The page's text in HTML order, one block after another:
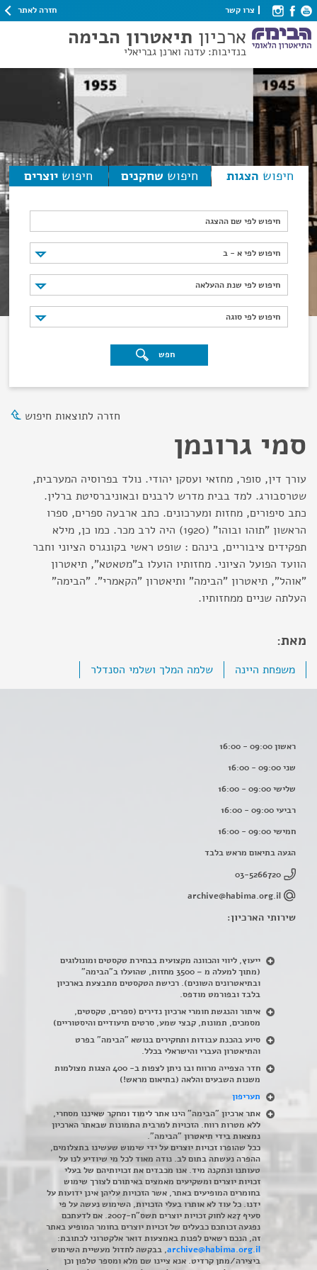
צרו קשר חזרה לאתר
ארכיון תיאטרון הבימה
בנדיבות: עדנה וארנן גבריאלי
חיפוש הצגות חיפוש שחקנים חיפוש יוצרים
חיפוש לפי שם ההצגה
חיפוש לפי א - ב
חיפוש לפי א - ב
חיפוש לפי שנת ההעלאה
חיפוש לפי שנת ההעלאה
חיפוש לפי סוגה
חיפוש לפי סוגה
חפש
חזרה לתוצאות חיפוש
סמי גרונמן
עורך דין, סופר, מחזאי ועסקן יהודי. נולד בפרוסיה המערבית,
שטרסבורג. למד בבית מדרש לרבנים ובאוניברסיטת ברלין.
כתב סיפורים, מחזות ומערכונים. כתב ארבעה ספרים, ספרו
הראשון "תוהו ובוהו" (1920) היה לרב מכר. כמו כן, מילא
תפקידים ציבוריים, בינהם : שופט ראשי בקונגרס הציוני וחבר
הוועד הפועל הציוני. מחזותיו הועלו ב"מטאטא", תיאטרון
"אוהל", תיאטרון "הבימה" ותיאטרון "הקאמרי". "הבימה"
העלתה שניים ממחזותיו.
מאת:
משפחת היינה שלמה המלך ושלמי הסנדלר
ראשון 09:00 - 16:00
שני 09:00 - 16:00
שלישי 09:00 - 16:00
רביעי 09:00 - 16:00
חמישי 09:00 - 16:00
הגעה בתיאום מראש בלבד
03-5266720
archive@habima.org.il
שירותי הארכיון:
ייעוץ, ליווי והכוונה מקצועית בבחירת טקסטים ומונולוגים
(מתוך למעלה מ – 3500 מחזות, שהועלו ב"הבימה"
ובתיאטרונים השונים). רכישת הטקסטים מתבצעת בארכיון
בלבד ובפורמט מודפס.
איתור והנגשת חומרי ארכיון נדירים (ספרים, טקסטים,
מסמכים, תמונות, קבצי שמע, סרטים תיעודיים והיסטוריים)
סיוע בהכנת עבודות ותחקירים בנושא "הבימה" בפרט
והתיאטרון העברי והישראלי בכלל.
חדר הצפייה מרווח ובו ניתן לצפות ב- 400 הצגות מצולמות
משנות השבעים והלאה (בתיאום מראש!)
תעריפון
אתר ארכיון "הבימה" הינו אתר לימוד ומחקר שאיננו מסחרי,
ללא מטרות רווח. הזכויות למרבית התמונות שבאתר הארכיון
נמצאות בידי תיאטרון "הבימה".
ככל שהופרו זכויות יוצרים על ידי שימוש שעשינו בתצלומים,
ההפרה נעשתה בתום לב. נודה מאוד לכל מי שיודיע לנו על
טעותנו ונתקנה מיד. אנו מכבדים את זכויותיהם של בעלי
זכויות יוצרים ומשקיעים מאמצים באיתורם לצורך שימוש
בחומרים המופיעים באתר, אשר הזכויות עליהן אינן ידועות על
ידנו. כל עוד לא אותרו בעלי הזכויות, השימוש נעשה על פי
סעיף 27א לחוק זכויות יוצרים תשס"ח-2007. אם לדעתכם
נפגעה זכותכם כבעלים של זכויות יוצרים בחומר המופיע באתר
זה, הנכם רשאים לפנות באמצעות דואר אלקטרוני לכתובת:
archive@habima.org.il, בבקשה לחדול מעשיית השימוש
ביצירה/מתן קרדיט. אנא ציינו שם מלא ומספר טלפון וכן